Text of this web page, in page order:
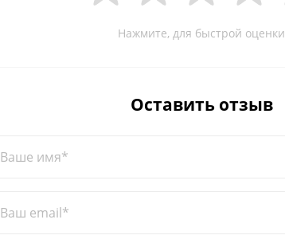
Нажмите, для быстрой оценки
Оставить отзыв
Ваше имя*
Ваш email*